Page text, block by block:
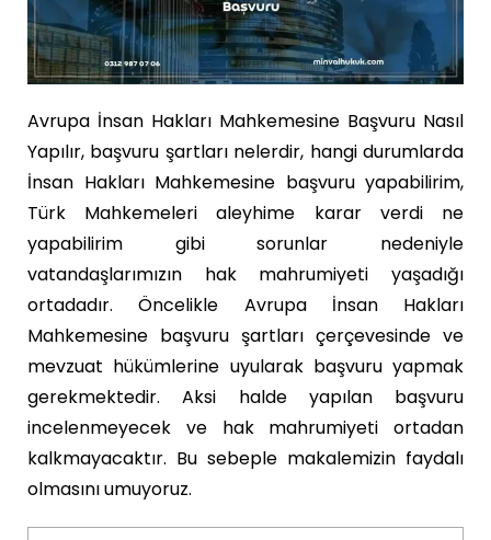
Avrupa İnsan Hakları Mahkemesine Başvuru Nasıl
Yapılır, başvuru şartları nelerdir, hangi durumlarda
İnsan Hakları Mahkemesine başvuru yapabilirim,
Türk Mahkemeleri aleyhime karar verdi ne
yapabilirim gibi sorunlar nedeniyle
vatandaşlarımızın hak mahrumiyeti yaşadığı
ortadadır. Öncelikle Avrupa İnsan Hakları
Mahkemesine başvuru şartları çerçevesinde ve
mevzuat hükümlerine uyularak başvuru yapmak
gerekmektedir. Aksi halde yapılan başvuru
incelenmeyecek ve hak mahrumiyeti ortadan
kalkmayacaktır. Bu sebeple makalemizin faydalı
olmasını umuyoruz.